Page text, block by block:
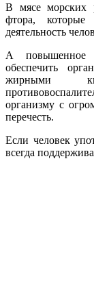
В мясе морских
фтора,
деятельность
А повышенное
обеспечить
жирными
организму с
перечесть.
Если человек
всегда